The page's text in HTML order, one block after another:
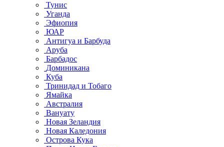
Тунис
Уганда
Эфиопия
ЮАР
Антигуа и Барбуда
Аруба
Барбадос
Доминикана
Куба
Тринидад и Тобаго
Ямайка
Австралия
Вануату
Новая Зеландия
Новая Каледония
Острова Кука